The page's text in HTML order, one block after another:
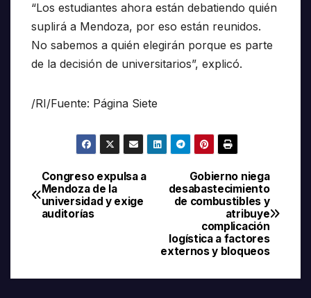
“Los estudiantes ahora están debatiendo quién
suplirá a Mendoza, por eso están reunidos.
No sabemos a quién elegirán porque es parte
de la decisión de universitarios”, explicó.
/RI/Fuente: Página Siete
Navegación
de
Gobierno niega
desabastecimiento
de combustibles y
atribuye
complicación
logística a factores
externos y bloqueos
Congreso expulsa a
Mendoza de la
universidad y exige
auditorías